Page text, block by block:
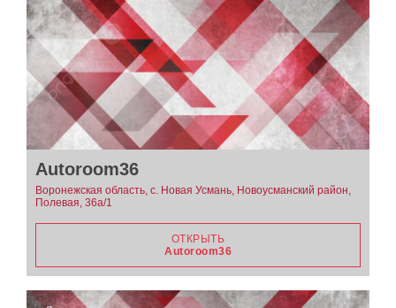
Autoroom36
Воронежская область, с. Новая Усмань, Новоусманский район,
Полевая, 36а/1
ОТКРЫТЬ
Autoroom36